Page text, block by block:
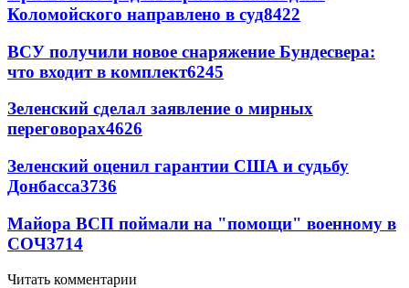
Коломойского направлено в суд8422
ВСУ получили новое снаряжение Бундесвера:
что входит в комплект6245
Зеленский сделал заявление о мирных
переговорах4626
Зеленский оценил гарантии США и судьбу
Донбасса3736
Майора ВСП поймали на "помощи" военному в
СОЧ3714
Читать комментарии